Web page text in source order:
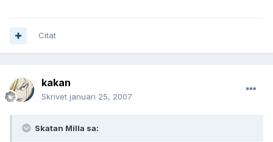
Citat
kakan
Skrivet januari 25, 2007
Skatan Milla sa: